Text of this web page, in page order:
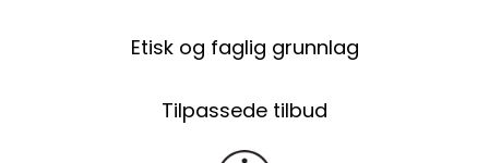
Etisk og faglig grunnlag
Tilpassede tilbud